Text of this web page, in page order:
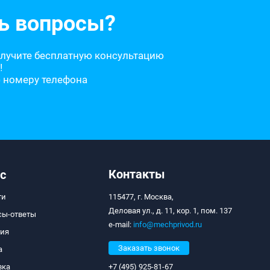
вопросы?
бесплатную консультацию
телефона
ответы
Контакты
115477, г. Москва,
Деловая ул., д. 11, кор. 1, пом. 137
e-mail: info@mechprivod.ru
Заказать звонок
+7 (495) 925-81-67